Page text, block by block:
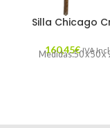
Silla Chicago
160,45€ IVA Incl.
Medidas:50 x 50 x